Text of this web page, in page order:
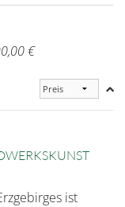
€
ist